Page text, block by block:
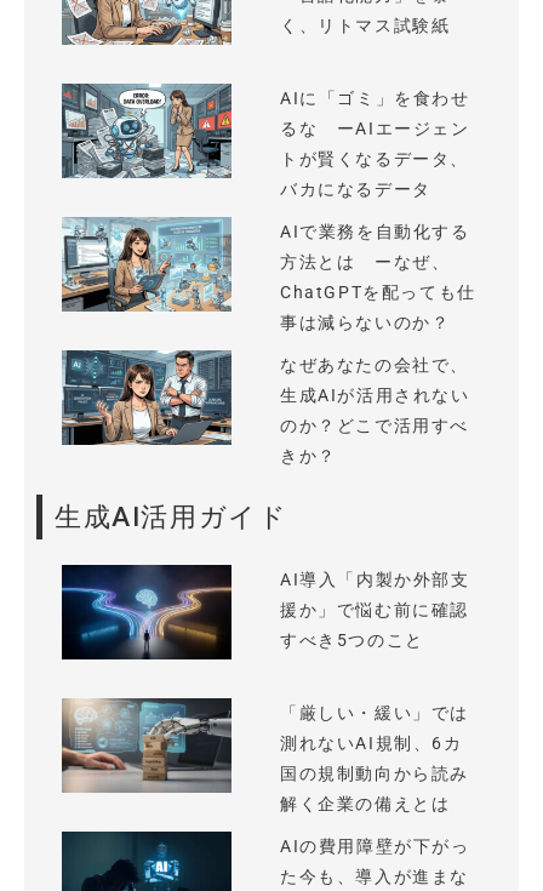
く、リトマス試験紙
AIに「ゴミ」を食わせ
るな ーAIエージェン
トが賢くなるデータ、
バカになるデータ
AIで業務を自動化する
方法とは ーなぜ、
ChatGPTを配っても仕
事は減らないのか？
なぜあなたの会社で、
生成AIが活用されない
のか？どこで活用すべ
きか？
生成AI活用ガイド
AI導入「内製か外部支
援か」で悩む前に確認
すべき5つのこと
「厳しい・緩い」では
測れないAI規制、6カ
国の規制動向から読み
解く企業の備えとは
AIの費用障壁が下がっ
た今も、導入が進まな